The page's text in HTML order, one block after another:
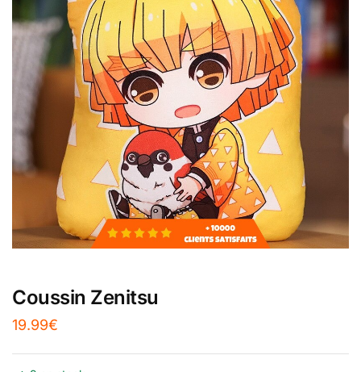
Coussin Zenitsu
19.99€